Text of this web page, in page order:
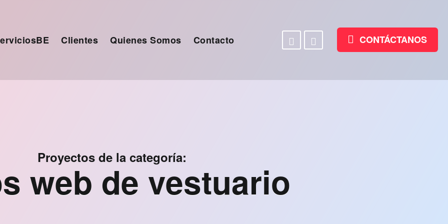
Clientes Quienes Somos Contacto FacebookLinkedin CONTÁCTANOS
Proyectos de la categoría:
web de vestuario